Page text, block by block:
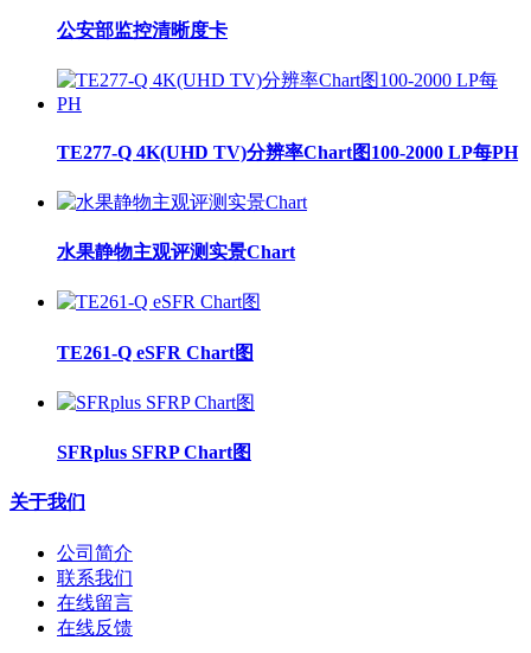
公安部监控清晰度卡
TE277-Q 4K(UHD TV)分辨率Chart图100-2000 LP每PH
水果静物主观评测实景Chart
TE261-Q eSFR Chart图
SFRplus SFRP Chart图
关于我们
公司简介
联系我们
在线留言
在线反馈